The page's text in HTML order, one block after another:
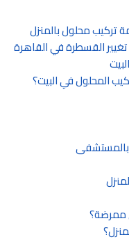
تركيب محلول بالمنزل
القسطرة في القاهرة
المحلول في البيت؟
بالمستشفى
ممرضة؟